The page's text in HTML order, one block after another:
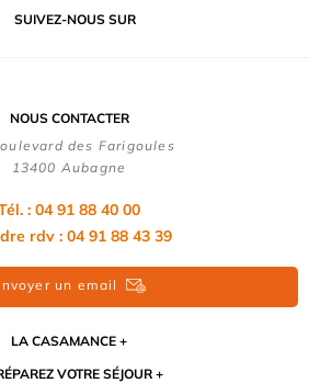
SUIVEZ-NOUS SUR
NOUS CONTACTER
des Farigoules
13400 Aubagne
: 04 91 88 40 00
rdv : 04 91 88 43 39
un email
LA CASAMANCE
VOTRE SÉJOUR